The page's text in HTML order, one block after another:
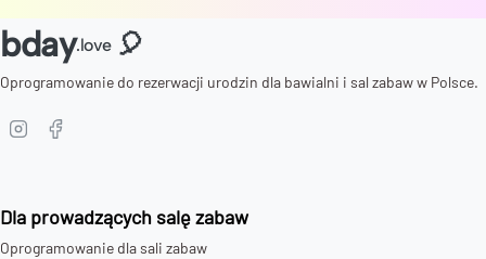
bday.love 🎈
Oprogramowanie do rezerwacji urodzin dla bawialni i sal zabaw w Polsce.
Dla prowadzących salę zabaw
Oprogramowanie dla sali zabaw